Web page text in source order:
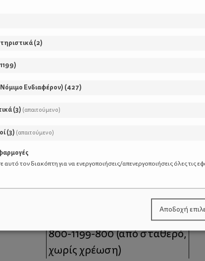
κάθε
Τηλέφωνο Επικοινωνίας:
800-1199-800(από σταθερό,
χωρίς χρέωση)
(2)
1199)
Ενδιαφέρον) (427)
(3) (απαιτούμενο)
(3) (απαιτούμενο)
αυτό τον διακόπτη για να ενεργοποιήσεις/απενεργοποιήσεις όλες τις
Αποδοχή